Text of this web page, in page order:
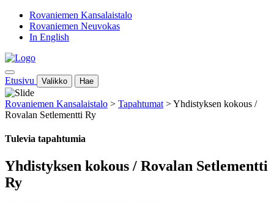
Rovaniemen Kansalaistalo
Rovaniemen Neuvokas
In English
Etusivu Valikko Hae
Rovaniemen Kansalaistalo > Tapahtumat >Yhdistyksen kokous /
Rovalan Setlementti Ry
Tulevia tapahtumia
Yhdistyksen kokous / Rovalan Setlementti
Ry